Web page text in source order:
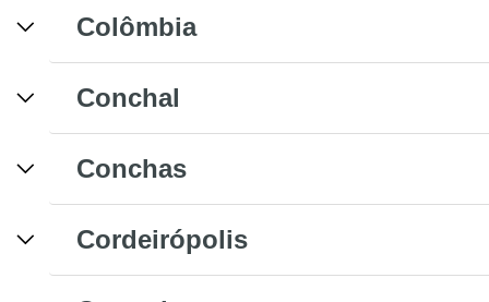
Colômbia
Conchal
Conchas
Cordeirópolis